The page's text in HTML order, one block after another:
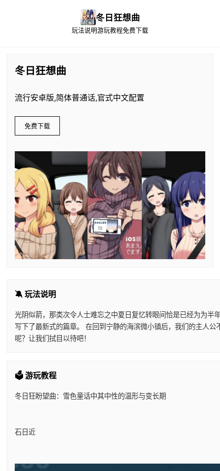
冬日狂想曲
玩法说明游玩教程免费下载
冬日狂想曲
流行安卓版,简体普通话,官式中文配置
免费下载
🔕 玩法说明
光阴似箭，那类次令人士难忘之中夏日复忆转眼间恰是已经为为
写下了最新式的篇章。 在回到宁静的海滨微小镇后，我们的主人
呢？让我们拭目以待吧！
🗳️ 游玩教程
冬日狂盼望曲：雪色童话中其中性的温形与变长期
石日近